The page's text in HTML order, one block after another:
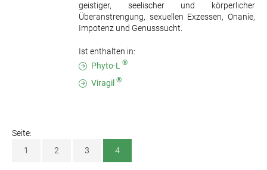
geistiger, seelischer und körperlicher
Überanstrengung, sexuellen Exzessen, Onanie,
Impotenz und Genusssucht.
Ist enthalten in:
Phyto-L ®
Viragil ®
Seite:
1
2 3 4